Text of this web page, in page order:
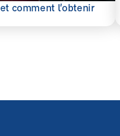
comment l’obtenir